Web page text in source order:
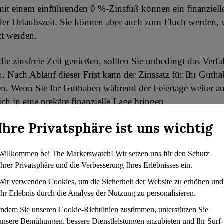
einem einführenden 0 %-Zinsfuß können ein
Urlaubszeit. Sie können aber auch zum Fluch werden,
werden.
zinsfreie Zeit genießen, sollten Sie unbedingt das
Nach Ablauf dieser Frist kann der Zinssatz für Ihr
Wenn Sie Ihr Guthaben während der Feiertage weiter
in eine prekäre finanzielle Lage bringen.
Einführungstarif optimal zu nutzen, sollten Sie
Sie beispielsweise eine saisonale Nebentätigkeit in
steigern und Ihren Saldo vor Ablauf der
teuren Zinsen zahlen müssen.
bei
Privatsphäre ist uns wichtig
bei The Marketswatch! Wir setzen uns für den Schutz
Privatsphäre und die Verbesserung Ihres Erlebnisses ein.
verwenden Cookies, um die Sicherheit der Website zu erhöhen und
Erlebnis durch die Analyse der Nutzung zu personalisieren.
Sie unseren Cookie-Richtlinien zustimmen, unterstützen Sie
Bemühungen, bessere Dienstleistungen anzubieten und Ihr Surf-